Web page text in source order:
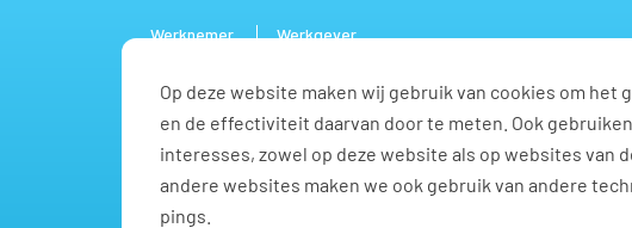
Op deze website maken wij gebruik van cookies om
en de effectiviteit daarvan door te meten. Ook
interesses, zowel op deze website als op websites van
andere websites maken we ook gebruik van andere
pings.
Werknemer Werkgever
Vacatures